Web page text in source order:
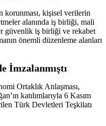
korunması, kişisel verilerin
alanında iş birliği, mali
güvenlik iş birliği ve rekabet
önemli düzenleme alanları
İmzalanmıştı
Ortaklık Anlaşması,
katılımlarıyla 6 Kasım
Türk Devletleri Teşkilatı